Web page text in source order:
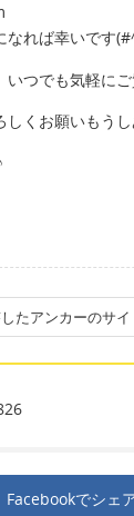
なれば幸いです
いつでも気軽に
くお願いもう
たアンカーのサイ
Facebookでシェ